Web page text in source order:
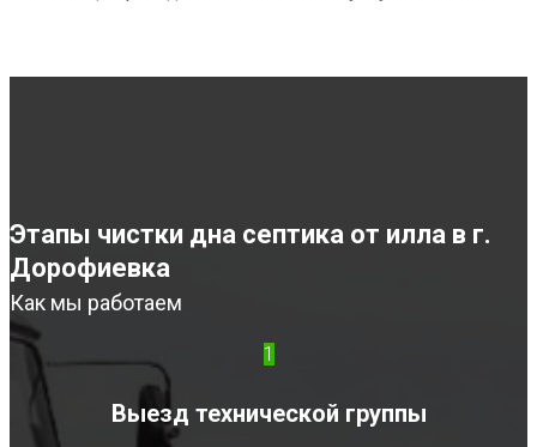
Этапы чистки дна септика от илла в г.
Дорофиевка
Как мы работаем
1
Выезд технической группы